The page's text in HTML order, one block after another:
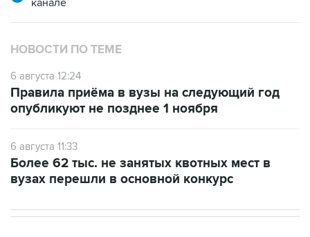
канале
НОВОСТИ ПО ТЕМЕ
6 августа 12:24
Правила приёма в вузы на следующий год
опубликуют не позднее 1 ноября
6 августа 11:33
Более 62 тыс. не занятых квотных мест в
вузах перешли в основной конкурс